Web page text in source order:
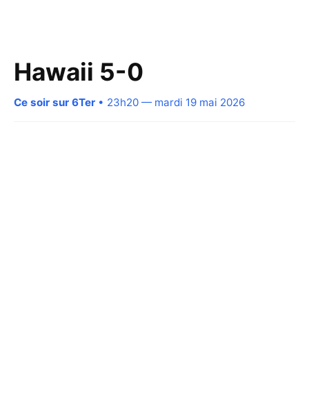
Hawaii 5-0
Ce soir sur 6Ter • 23h20 — mardi 19 mai 2026